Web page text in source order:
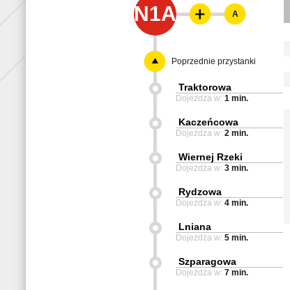
N1A A
Poprzednie przystanki
Traktorowa
Dojeżdża w: 1 min.
Kaczeńcowa
Dojeżdża w: 2 min.
Wiernej Rzeki
Dojeżdża w: 3 min.
Rydzowa
Dojeżdża w: 4 min.
Lniana
Dojeżdża w: 5 min.
Szparagowa
Dojeżdża w: 7 min.